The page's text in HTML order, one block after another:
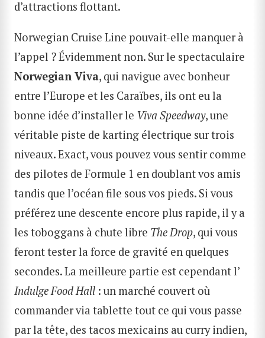
d’attractions flottant.
Norwegian Cruise Line pouvait-elle manquer à
l’appel ? Évidemment non. Sur le spectaculaire
Norwegian Viva, qui navigue avec bonheur
entre l’Europe et les Caraïbes, ils ont eu la
bonne idée d’installer le Viva Speedway, une
véritable piste de karting électrique sur trois
niveaux. Exact, vous pouvez vous sentir comme
des pilotes de Formule 1 en doublant vos amis
tandis que l’océan file sous vos pieds. Si vous
préférez une descente encore plus rapide, il y a
les toboggans à chute libre The Drop, qui vous
feront tester la force de gravité en quelques
secondes. La meilleure partie est cependant l’
Indulge Food Hall : un marché couvert où
commander via tablette tout ce qui vous passe
par la tête, des tacos mexicains au curry indien,